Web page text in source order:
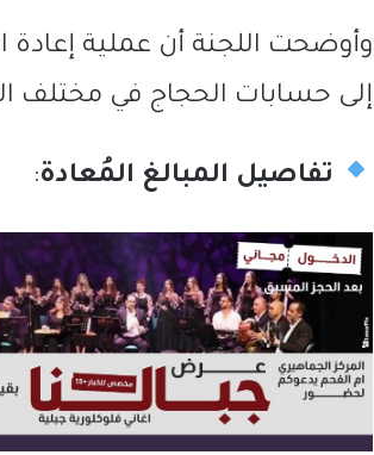
وأوضحت اللجنة أن عملية إعادة
إلى حسابات الحجاج في مختلف
تفاصيل المبالغ المُعادة: